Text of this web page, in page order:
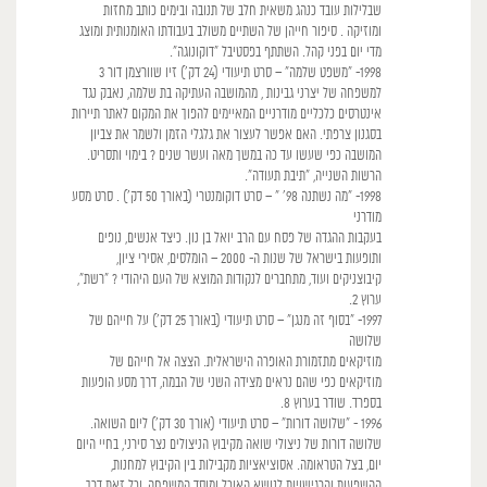
שבלילות עובד כנהג משאית חלב של תנובה ובימים כותב מחזות
ומוזיקה . סיפור חייהן של השתיים משולב בעבודתו האומנותית ומוצג
מדי יום בפני קהל. השתתף בפסטיבל "דוקונוגה".
1998- "משפט שלמה" – סרט תיעודי (24 דק') זיו שוורצמן דור 3
למשפחה של יצרני גבינות , מהמושבה העתיקה בת שלמה, נאבק נגד
אינטרסים כלכליים מודרניים המאיימים להפוך את המקום לאתר תיירות
בסגנון צרפתי. האם אפשר לעצור את גלגלי הזמן ולשמר את צביון
המושבה כפי שעשו עד כה במשך מאה ועשר שנים ? בימוי ותסריט.
הרשות השנייה, "תיבת תעודה".
1998- "מה נשתנה 98' " – סרט דוקומנטרי (באורך 50 דק') . סרט מסע
מודרני
בעקבות ההגדה של פסח עם הרב יואל בן נון. כיצד אנשים, נופים
ותופעות בישראל של שנות ה- 2000 – הומלסים, אסירי ציון,
קיבוצניקים ועוד, מתחברים לנקודות המוצא של העם היהודי ? "רשת",
ערוץ 2.
1997- "בסוף זה מנגן" – סרט תיעודי (באורך 25 דק') על חייהם של
שלושה
מוזיקאים מתזמורת האופרה הישראלית. הצצה אל חייהם של
מוזיקאים כפי שהם נראים מצידה השני של הבמה, דרך מסע הופעות
בספרד. שודר בערוץ 8.
1996 - "שלושה דורות" – סרט תיעודי (אורך 30 דק') ליום השואה.
שלושה דורות של ניצולי שואה מקיבוץ הניצולים נצר סירני, בחיי היום
יום, בצל הטראומה. אסוציאציות מקבילות בין הקיבוץ למחנות,